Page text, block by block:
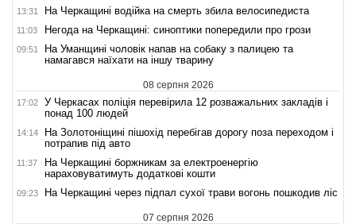
13:31 На Черкащині водійка на смерть збила велосипедиста
11:03 Негода на Черкащині: синоптики попередили про грози
09:51
На Уманщині чоловік напав на собаку з палицею та
намагався наїхати на іншу тварину
08 серпня 2026
17:02
У Черкасах поліція перевірила 12 розважальних закладів і
понад 100 людей
14:14
На Золотоніщині пішохід перебігав дорогу поза переходом і
потрапив під авто
11:37
На Черкащині боржникам за електроенергію
нараховуватимуть додаткові кошти
09:23 На Черкащині через підпал сухої трави вогонь пошкодив ліс
07 серпня 2026